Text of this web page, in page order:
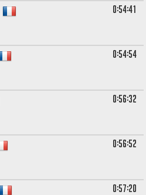
0:54:41
0:54:54
0:56:32
0:56:52
0:57:20